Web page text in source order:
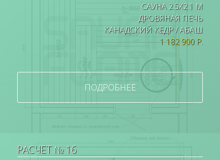
САУНА 2.5Х2.1 М
ДРОВЯНАЯ ПЕЧЬ
КАНАДСКИЙ КЕДР / АБАШ
1 182 900 Р.
ПОДРОБНЕЕ
РАСЧЕТ № 16